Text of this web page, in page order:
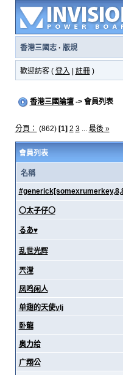
香港三國志· 版規
歡迎訪客 ( 登入 註冊)
香港三國論壇-> 會員列表
分頁： (862) [1] 2 3... 最後 »
會員列表
名稱
〇太子仔〇
るあ♥
乱世光辉
兲漟
凤鸣闲人
单翅的天使ylj
卧龍
奥力给
广翔公